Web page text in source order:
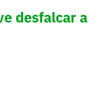
desfalcar a